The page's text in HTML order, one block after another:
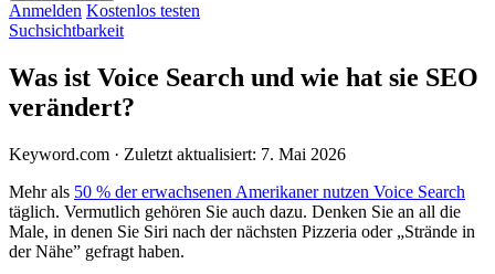
Anmelden Kostenlos testen
Suchsichtbarkeit
Was ist Voice Search und wie hat sie SEO
verändert?
Keyword.com · Zuletzt aktualisiert: 7. Mai 2026
Mehr als 50 % der erwachsenen Amerikaner nutzen Voice Search
täglich. Vermutlich gehören Sie auch dazu. Denken Sie an all die
Male, in denen Sie Siri nach der nächsten Pizzeria oder „Strände in
der Nähe” gefragt haben.